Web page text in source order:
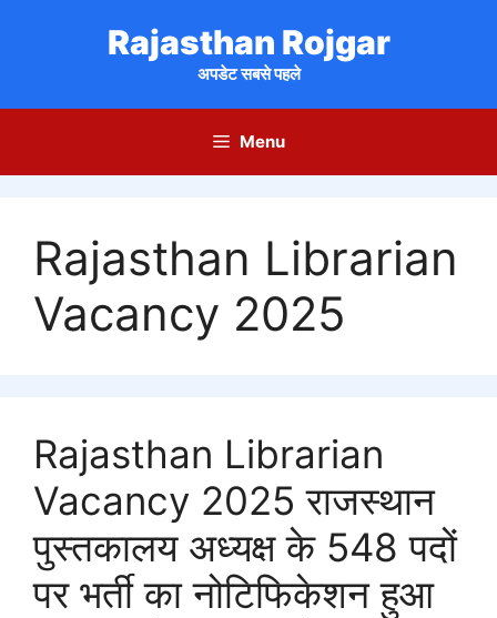
Rajasthan Rojgar
अपडेट सबसे पहले
Menu
Rajasthan Librarian
Vacancy 2025
Rajasthan Librarian
Vacancy 2025 राजस्थान
पुस्तकालय अध्यक्ष के 548 पदों
पर भर्ती का नोटिफिकेशन हुआ